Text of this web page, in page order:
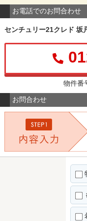
お電話でのお問合わせ
センチュリー21クレド 坂
物件番
お問合わせ